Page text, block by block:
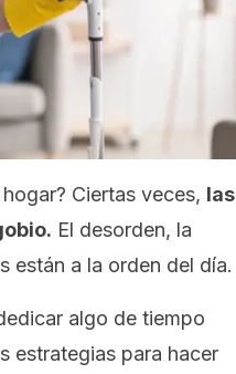
Ciertas veces, las
El desorden, la
están a la orden del día.
algo de tiempo
estrategias para hacer